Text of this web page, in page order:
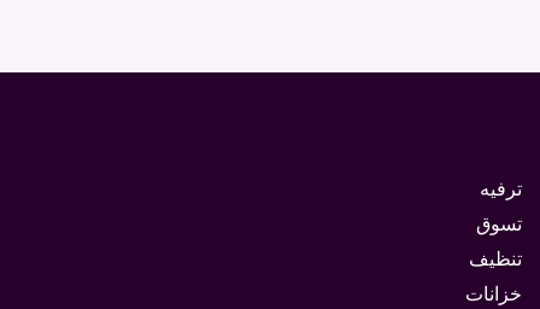
ترفيه
تسوق
تنظيف
خزانات